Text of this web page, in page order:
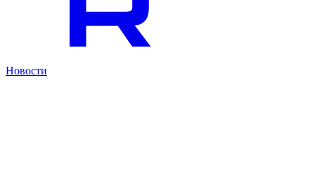
Новости